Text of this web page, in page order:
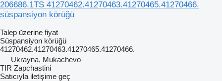
206686.1TS 41270462.41270463.41270465.41270466.
süspansiyon körüğü
Talep üzerine fiyat
Süspansiyon körüğü
41270462.41270463.41270465.41270466.
Ukrayna, Mukachevo
TIR Zapchastini
Satıcıyla iletişime geç